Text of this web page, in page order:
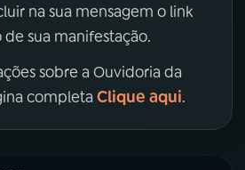
na sua mensagem o link
sua manifestação.
sobre a Ouvidoria da
completa Clique aqui.